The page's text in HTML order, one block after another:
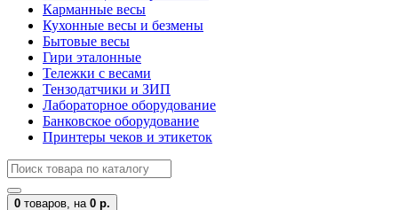
Карманные весы
Кухонные весы и безмены
Бытовые весы
Гири эталонные
Тележки с весами
Тензодатчики и ЗИП
Лабораторное оборудование
Банковское оборудование
Принтеры чеков и этикеток
0 товаров, на 0 р.